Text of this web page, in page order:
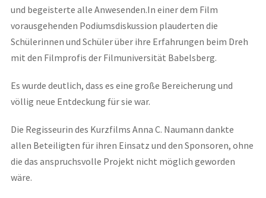
und begeisterte alle Anwesenden.In einer dem Film
vorausgehenden Podiumsdiskussion plauderten die
Schülerinnen und Schüler über ihre Erfahrungen beim Dreh
mit den Filmprofis der Filmuniversität Babelsberg.
Es wurde deutlich, dass es eine große Bereicherung und
völlig neue Entdeckung für sie war.
Die Regisseurin des Kurzfilms Anna C. Naumann dankte
allen Beteiligten für ihren Einsatz und den Sponsoren, ohne
die das anspruchsvolle Projekt nicht möglich geworden
wäre.